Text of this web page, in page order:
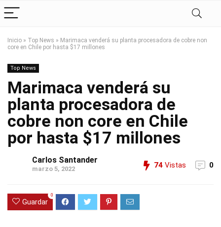
Inicio » Top News » Marimaca venderá su planta procesadora de cobre non
core en Chile por hasta $17 millones
Top News
Marimaca venderá su
planta procesadora de
cobre non core en Chile
por hasta $17 millones
Carlos Santander
marzo 5, 2022 74 Vistas 0
Guardar
0